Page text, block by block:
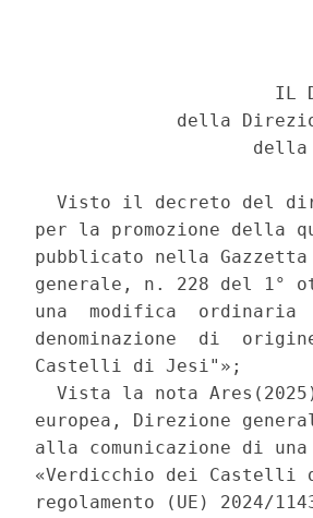
IL
della
Visto il decreto del
per la promozione della
pubblicato nella
generale, n. 228 del 1°
una  modifica
denominazione  di
Castelli di Jesi"»;
Vista la nota
europea, Direzione
alla comunicazione di
«Verdicchio dei Castelli
regolamento (UE) 2024/